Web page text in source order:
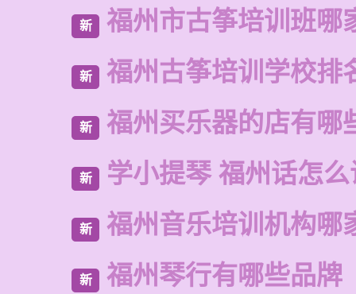
新 福州市古筝培训班哪
新 福州古筝培训学校排
新 福州买乐器的店有哪
新 学小提琴 福州话怎
新 福州音乐培训机构哪
新 福州琴行有哪些品牌